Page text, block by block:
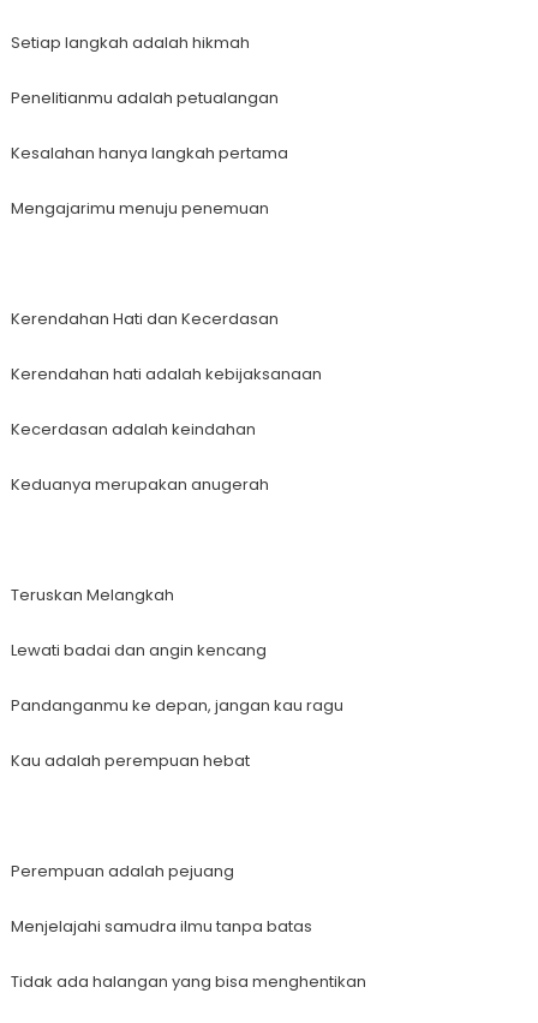
Setiap langkah adalah hikmah
Penelitianmu adalah petualangan
Kesalahan hanya langkah pertama
Mengajarimu menuju penemuan
Kerendahan Hati dan Kecerdasan
Kerendahan hati adalah kebijaksanaan
Kecerdasan adalah keindahan
Keduanya merupakan anugerah
Teruskan Melangkah
Lewati badai dan angin kencang
Pandanganmu ke depan, jangan kau ragu
Kau adalah perempuan hebat
Perempuan adalah pejuang
Menjelajahi samudra ilmu tanpa batas
Tidak ada halangan yang bisa menghentikan